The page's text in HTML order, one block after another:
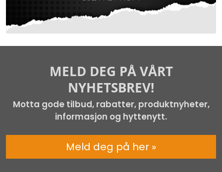
MELD DEG PÅ VÅRT
NYHETSBREV!
Motta gode tilbud, rabatter, produktnyheter,
informasjon og hyttenytt.
Meld deg på her »